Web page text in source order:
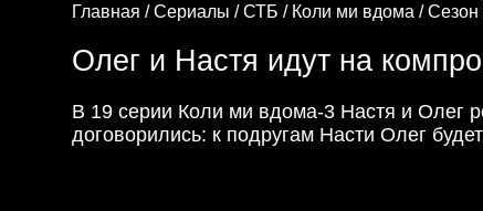
Главная /Сериалы /СТБ / Коли ми вдома /Сезон
Олег и Настя идут на
В 19 серии Коли ми вдома-3 Настя и Олег
договорились: к подругам Насти Олег